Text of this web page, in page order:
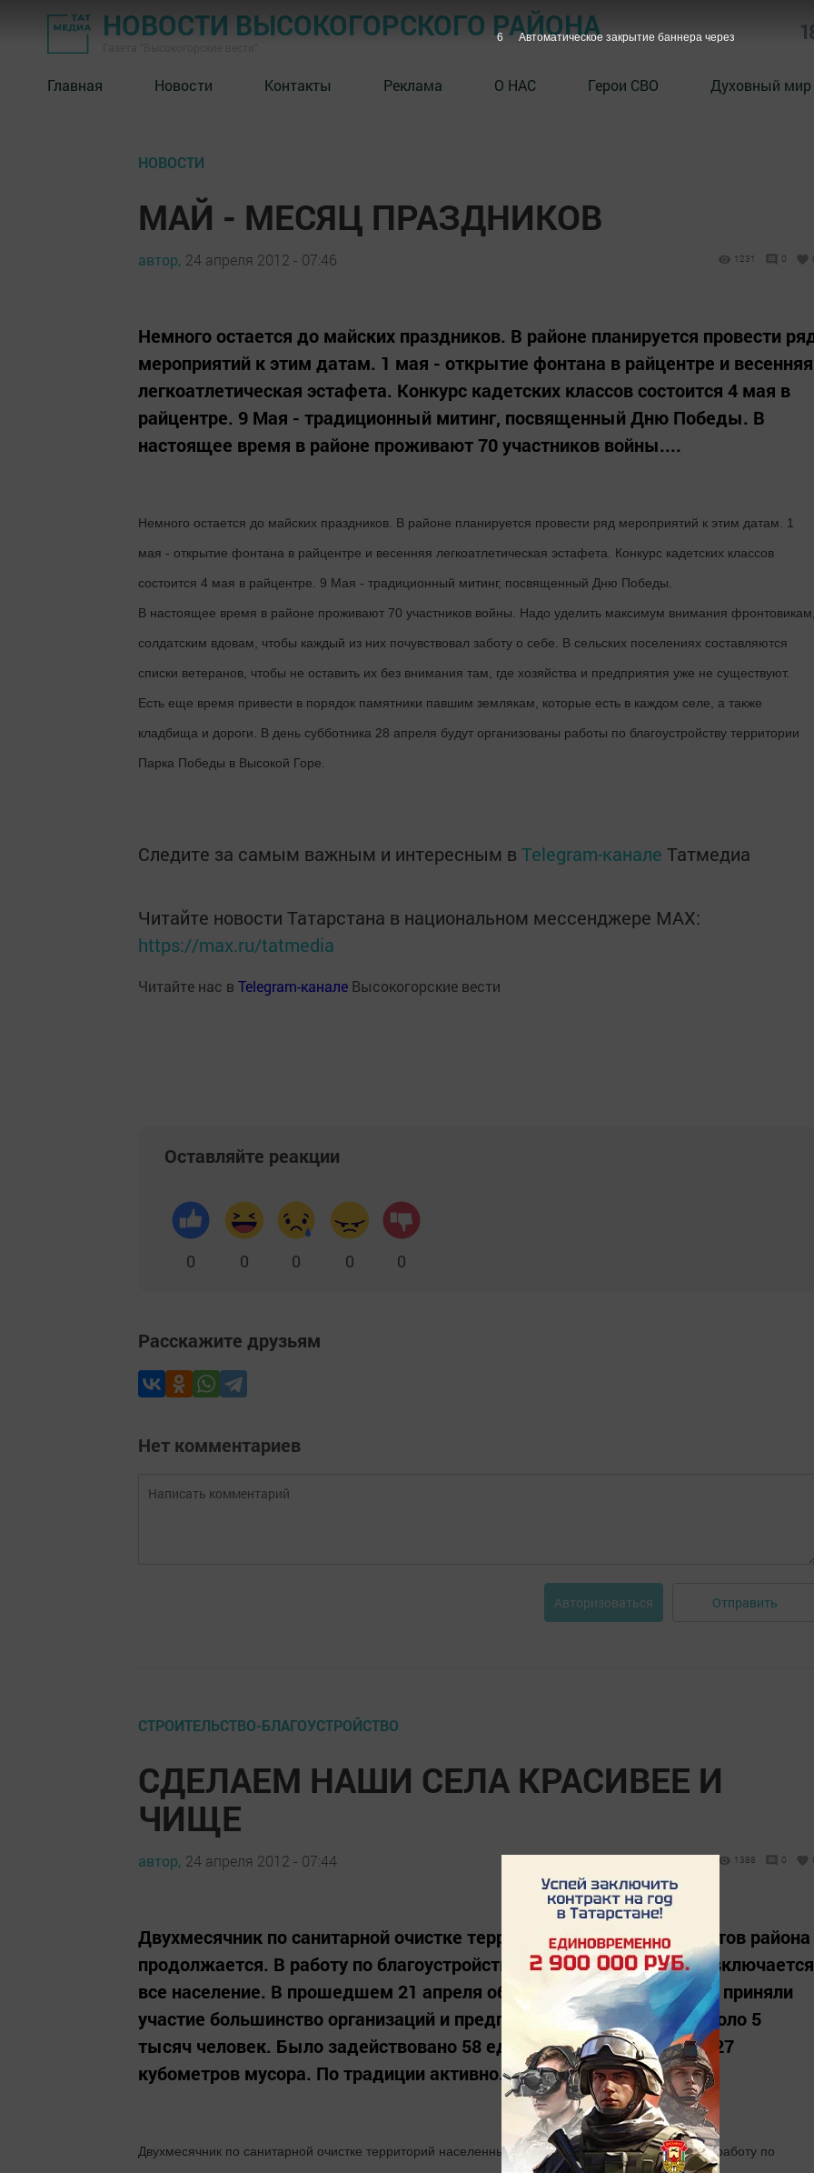
НОВОСТИ ВЫСОКОГОРСКОГО РАЙОНА
Главная Новости Контакты Реклама О НАС Герои СВО Духовный мир
НОВОСТИ
МАЙ - МЕСЯЦ ПРАЗДНИКОВ
автор, 24 апреля 2012 - 07:46 1231 0
Немного остается до майских праздников. В районе планируется провести
мероприятий к этим датам. 1 мая - открытие фонтана в райцентре и весенняя
легкоатлетическая эстафета. Конкурс кадетских классов состоится 4 мая в
райцентре. 9 Мая - традиционный митинг, посвященный Дню Победы. В
настоящее время в районе проживают 70 участников войны....
Немного остается до майских праздников. В районе планируется провести ряд мероприятий к этим датам. 1
мая - открытие фонтана в райцентре и весенняя легкоатлетическая эстафета. Конкурс кадетских классов
состоится 4 мая в райцентре. 9 Мая - традиционный митинг, посвященный Дню Победы.
В настоящее время в районе проживают 70 участников войны. Надо уделить максимум внимания
солдатским вдовам, чтобы каждый из них почувствовал заботу о себе. В сельских поселениях составляются
списки ветеранов, чтобы не оставить их без внимания там, где хозяйства и предприятия уже не существуют.
Есть еще время привести в порядок памятники павшим землякам, которые есть в каждом селе, а также
кладбища и дороги. В день субботника 28 апреля будут организованы работы по благоустройству территории
Парка Победы в Высокой Горе.
Следите за самым важным и интересным в Telegram-канале Татмедиа
Читайте новости Татарстана в национальном мессенджере MАХ:
https://max.ru/tatmedia
Читайте нас в Telegram-канале Высокогорские вести
Оставляйте реакции
0 0 0 0 0
Расскажите друзьям
Нет комментариев
Авторизоваться Отправить
СТРОИТЕЛЬСТВО-БЛАГОУСТРОЙСТВО
СДЕЛАЕМ НАШИ СЕЛА КРАСИВЕЕ И
ЧИЩЕ
автор, 24 апреля 2012 - 07:44 1388 0
Двухмесячник по санитарной очистке территорий населенных пунктов района
продолжается. В работу по благоустройству улиц, дворов активно включается
все население. В прошедшем 21 апреля общерайонном субботнике приняли
участие большинство организаций и предприятий района - всего около 5
тысяч человек. Было задействовано 58 единиц техники, собрано 527
кубометров мусора. По традиции активно...
Двухмесячник по санитарной очистке территорий населенных пунктов района продолжается. В работу по
5 Автоматическое закрытие баннера через